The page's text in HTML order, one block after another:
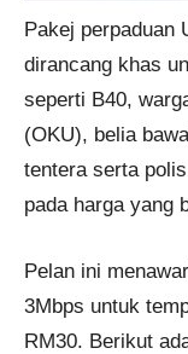
Pakej perpaduan
dirancang khas
seperti B40,
(OKU), belia
tentera serta
pada harga yang
Pelan ini
3Mbps untuk
RM30. Berikut